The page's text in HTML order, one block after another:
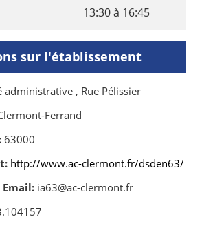
13:30 à 16:45
sur l'établissement
administrative , Rue Pélissier
Ferrand
63000
http://www.ac-clermont.fr/dsden63/
ia63@ac-clermont.fr